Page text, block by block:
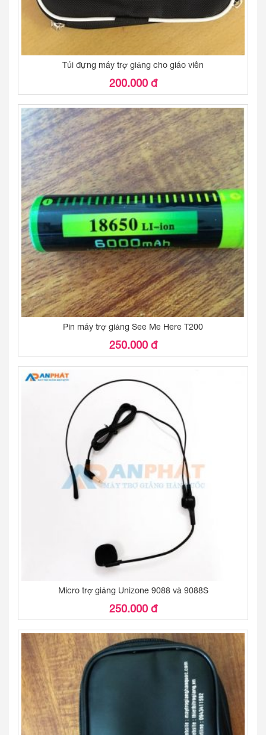
Túi đựng máy trợ giảng cho giáo viên
200.000 đ
Pin máy trợ giảng See Me Here T200
250.000 đ
Micro trợ giảng Unizone 9088 và 9088S
250.000 đ